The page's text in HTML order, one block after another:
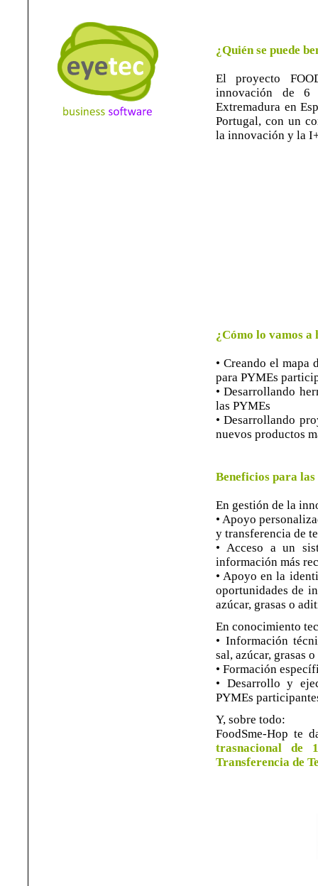
¿Quién se puede
El proyecto
innovación de 6
Extremadura en
Portugal, con un
la innovación y la
¿Cómo lo vamos a
• Creando el mapa
para PYMEs
• Desarrollando
las PYMEs
• Desarrollando
nuevos productos
Beneficios para
En gestión de la
• Apoyo
y transferencia de
• Acceso a un
información más
• Apoyo en la
oportunidades de
azúcar, grasas o
En conocimiento
• Información
sal, azúcar, grasas
• Formación
• Desarrollo y
PYMEs
Y, sobre todo:
FoodSme-Hop te
trasnacional de
Transferencia de